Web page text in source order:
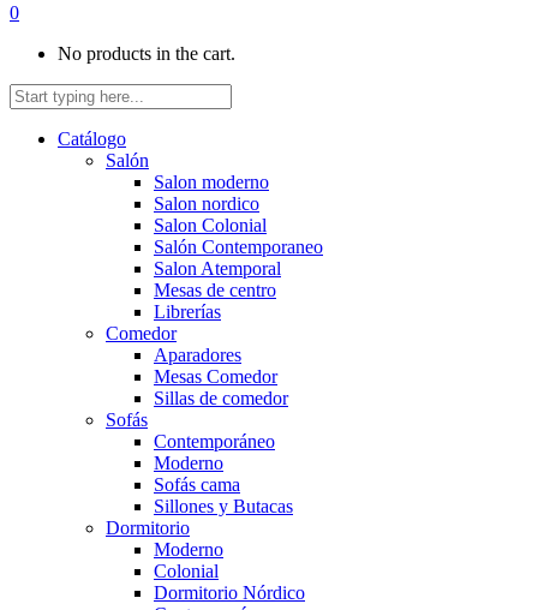
0
No products in the cart.
Catálogo
Salón
Salon moderno
Salon nordico
Salon Colonial
Salón Contemporaneo
Salon Atemporal
Mesas de centro
Librerías
Comedor
Aparadores
Mesas Comedor
Sillas de comedor
Sofás
Contemporáneo
Moderno
Sofás cama
Sillones y Butacas
Dormitorio
Moderno
Colonial
Dormitorio Nórdico